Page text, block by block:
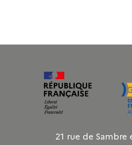
21 rue de Sambre